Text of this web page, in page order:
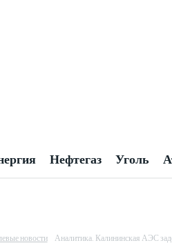
Нефтегаз Уголь
новости Аналитика. Калининская АЭС